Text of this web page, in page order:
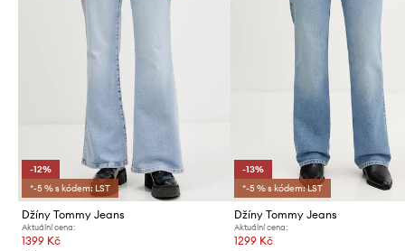
-12%
*-5 % s kódem: LST
Džíny Tommy Jeans
Aktuální cena:
1399 Kč
-13%
*-5 % s kódem: LST
Džíny Tommy Jeans
Aktuální cena:
1299 Kč